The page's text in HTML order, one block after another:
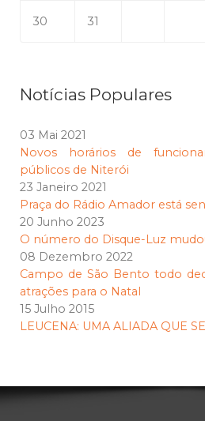
30 31
Notícias Populares
03 Mai 2021
Novos horários de
públicos de Niterói
23 Janeiro 2021
Praça do Rádio Amador está
20 Junho 2023
O número do Disque-Luz
08 Dezembro 2022
Campo de São Bento todo
atrações para o Natal
15 Julho 2015
LEUCENA: UMA ALIADA QUE